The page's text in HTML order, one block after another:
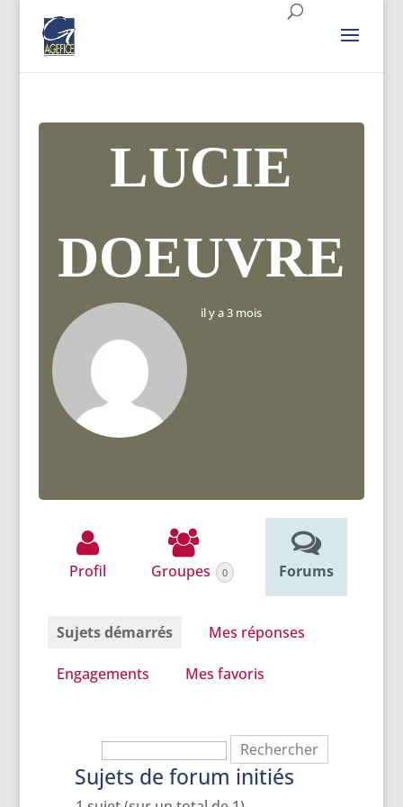
LUCIE
DOEUVRE
il y a 3 mois
Profil Groupes 0 Forums
Sujets démarrés Mes réponses
Engagements Mes favoris
Sujets de forum initiés